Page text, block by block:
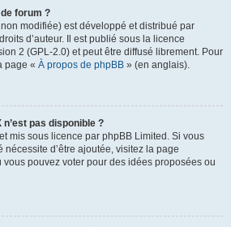
forum ?
modifiée) est développé et distribué par
d’auteur. Il est publié sous la licence
2 (GPL-2.0) et peut être diffusé librement. Pour
page « À propos de phpBB » (en anglais).
pas disponible ?
mis sous licence par phpBB Limited. Si vous
nécessite d’être ajoutée, visitez la page
vous pouvez voter pour des idées proposées ou